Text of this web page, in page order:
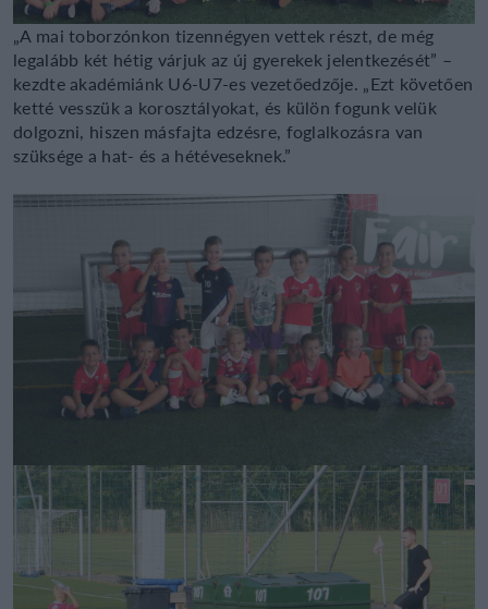
„A mai toborzónkon tizennégyen vettek részt, de még
legalább két hétig várjuk az új gyerekek jelentkezését” –
kezdte akadémiánk U6-U7-es vezetőedzője. „Ezt követően
ketté vesszük a korosztályokat, és külön fogunk velük
dolgozni, hiszen másfajta edzésre, foglalkozásra van
szüksége a hat- és a hétéveseknek.”